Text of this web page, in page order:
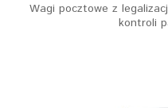
Wagi pocztowe z
kontroli